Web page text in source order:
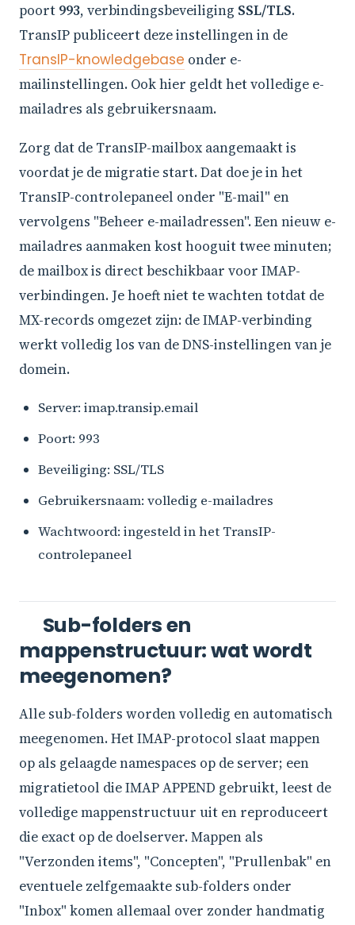
poort 993, verbindingsbeveiliging SSL/TLS.
TransIP publiceert deze instellingen in de
TransIP-knowledgebase onder e-
mailinstellingen. Ook hier geldt het volledige e-
mailadres als gebruikersnaam.
Zorg dat de TransIP-mailbox aangemaakt is
voordat je de migratie start. Dat doe je in het
TransIP-controlepaneel onder "E-mail" en
vervolgens "Beheer e-mailadressen". Een nieuw e-
mailadres aanmaken kost hooguit twee minuten;
de mailbox is direct beschikbaar voor IMAP-
verbindingen. Je hoeft niet te wachten totdat de
MX-records omgezet zijn: de IMAP-verbinding
werkt volledig los van de DNS-instellingen van je
domein.
Server: imap.transip.email
Poort: 993
Beveiliging: SSL/TLS
Gebruikersnaam: volledig e-mailadres
Wachtwoord: ingesteld in het TransIP-
controlepaneel
Sub-folders en
mappenstructuur: wat wordt
meegenomen?
Alle sub-folders worden volledig en automatisch
meegenomen. Het IMAP-protocol slaat mappen
op als gelaagde namespaces op de server; een
migratietool die IMAP APPEND gebruikt, leest de
volledige mappenstructuur uit en reproduceert
die exact op de doelserver. Mappen als
"Verzonden items", "Concepten", "Prullenbak" en
eventuele zelfgemaakte sub-folders onder
"Inbox" komen allemaal over zonder handmatig